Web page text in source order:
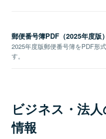
郵便番号簿PDF（2025年度版）
2025年度版郵便番号簿をPDF形
す。
ビジネス・法
情報